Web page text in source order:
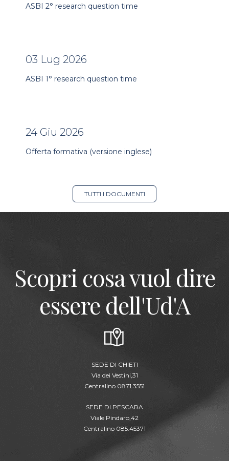
ASBI 2° research question time
03 Lug 2026
ASBI 1° research question time
24 Giu 2026
Offerta formativa (versione inglese)
TUTTI I DOCUMENTI
Scopri cosa vuol dire
essere dell'Ud'A
SEDE DI CHIETI
Via dei Vestini,31
Centralino 0871.3551
SEDE DI PESCARA
Viale Pindaro,42
Centralino 085.45371